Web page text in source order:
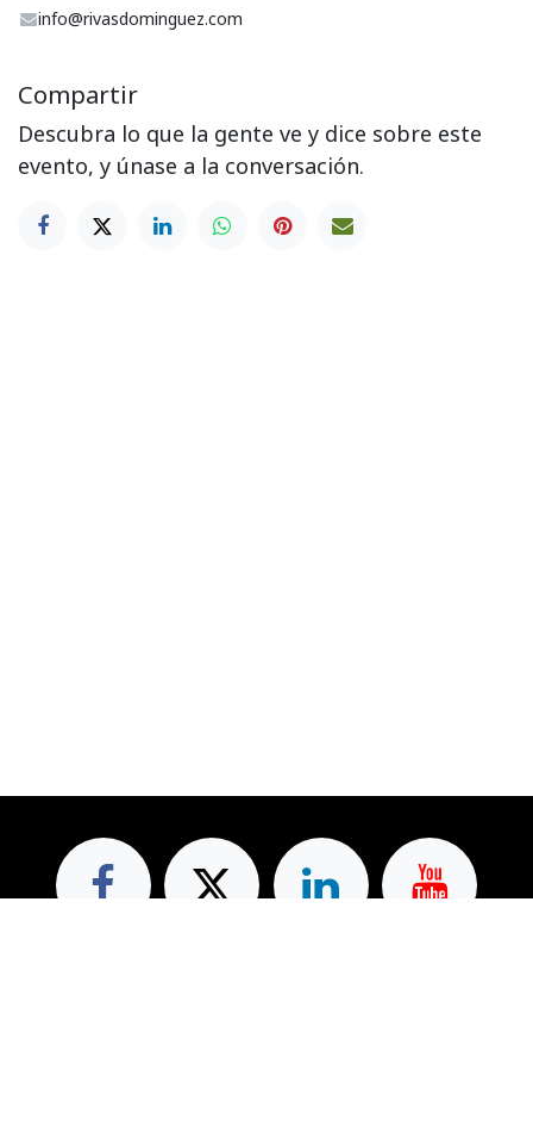
info@rivasdominguez.com
Compartir
Descubra lo que la gente ve y dice sobre este
evento, y únase a la conversación.